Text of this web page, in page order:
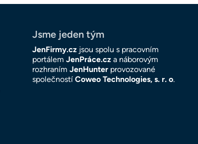
Jsme jeden tým
JenFirmy.cz jsou spolu s pracovním
portálem JenPráce.cz a náborovým
rozhraním JenHunter provozované
společností Coweo Technologies, s. r. o.